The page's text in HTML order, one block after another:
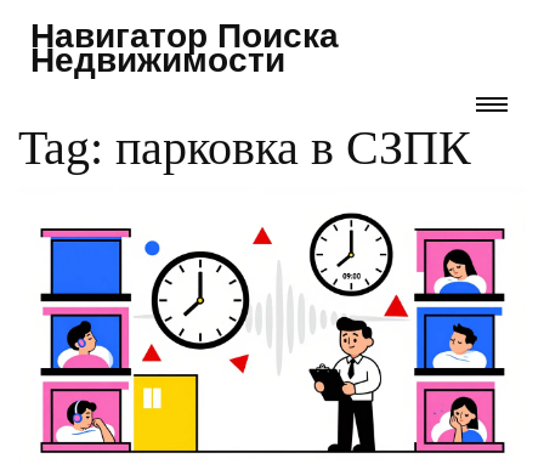
Навигатор Поиска
Недвижимости
Tag: парковка в СЗПК